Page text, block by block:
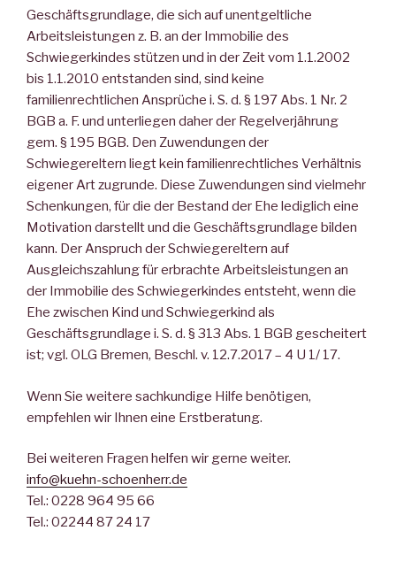
Geschäftsgrundlage, die sich auf unentgeltliche
Arbeitsleistungen z. B. an der Immobilie des
Schwiegerkindes stützen und in der Zeit vom 1.1.2002
bis 1.1.2010 entstanden sind, sind keine
familienrechtlichen Ansprüche i. S. d. § 197 Abs. 1 Nr. 2
BGB a. F. und unterliegen daher der Regelverjährung
gem. § 195 BGB. Den Zuwendungen der
Schwiegereltern liegt kein familienrechtliches Verhältnis
eigener Art zugrunde. Diese Zuwendungen sind vielmehr
Schenkungen, für die der Bestand der Ehe lediglich eine
Motivation darstellt und die Geschäftsgrundlage bilden
kann. Der Anspruch der Schwiegereltern auf
Ausgleichszahlung für erbrachte Arbeitsleistungen an
der Immobilie des Schwiegerkindes entsteht, wenn die
Ehe zwischen Kind und Schwiegerkind als
Geschäftsgrundlage i. S. d. § 313 Abs. 1 BGB gescheitert
ist; vgl. OLG Bremen, Beschl. v. 12.7.2017 – 4 U 1/ 17.
Wenn Sie weitere sachkundige Hilfe benötigen,
empfehlen wir Ihnen eine Erstberatung.
Bei weiteren Fragen helfen wir gerne weiter.
info@kuehn-schoenherr.de
Tel.: 0228 964 95 66
Tel.: 02244 87 24 17